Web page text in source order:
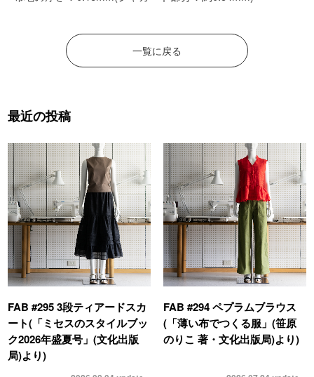
一覧に戻る
最近の投稿
FAB #295 3段ティアードスカ
ート(「ミセスのスタイルブッ
ク2026年盛夏号」(文化出版
局)より)
FAB #294 ペプラムブラウス
(「薄い布でつくる服」(笹原
のりこ 著・文化出版局)より)